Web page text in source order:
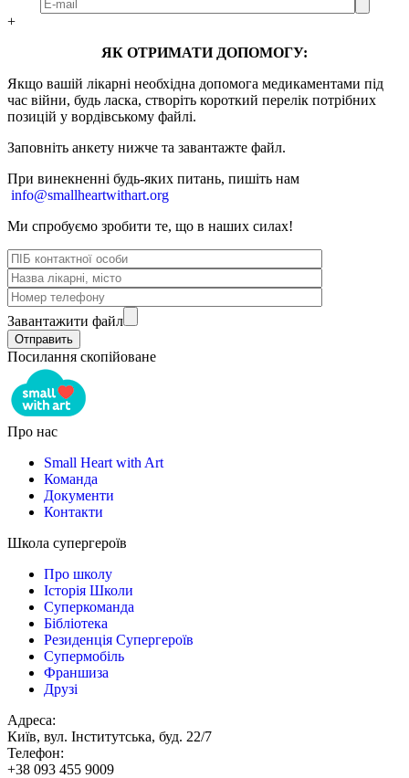
+
ЯК ОТРИМАТИ ДОПОМОГУ:
Якщо вашій лікарні необхідна допомога медикаментами під
час війни, будь ласка, створіть короткий перелік потрібних
позицій у вордівському файлі.
Заповніть анкету нижче та завантажте файл.
При винекненні будь-яких питань, пишіть нам
info@smallheartwithart.org
Ми спробуємо зробити те, що в наших силах!
Завантажити файл
Посилання скопійоване
Про нас
Small Heart with Art
Команда
Документи
Контакти
Школа супергероїв
Про школу
Історія Школи
Суперкоманда
Бібліотека
Резиденція Супергероїв
Супермобіль
Франшиза
Друзі
Адреса:
Київ, вул. Інститутська, буд. 22/7
Телефон:
+38 093 455 9009